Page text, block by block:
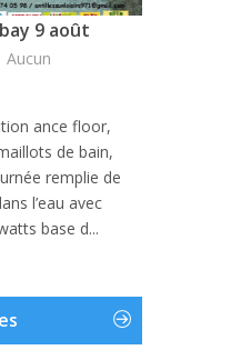
9 août
Aucun
ance floor,
de bain,
remplie de
l’eau avec
base d...